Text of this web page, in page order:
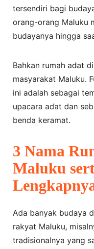
tersendiri bagi
orang-orang Maluku
budayanya hingga
Bahkan rumah adat
masyarakat Maluku.
ini adalah sebagai
upacara adat dan
benda keramat.
3 Nama
Maluku
Ada banyak budaya
rakyat Maluku,
tradisionalnya yang